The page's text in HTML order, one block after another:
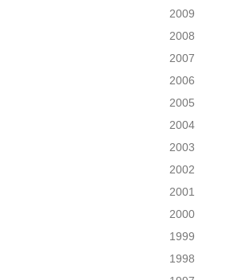
2009
2008
2007
2006
2005
2004
2003
2002
2001
2000
1999
1998